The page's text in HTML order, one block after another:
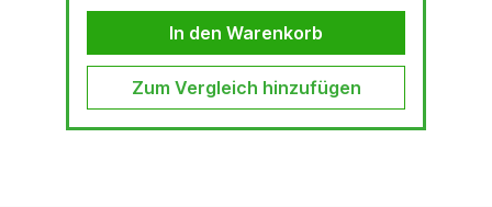
In den Warenkorb
Zum Vergleich hinzufügen